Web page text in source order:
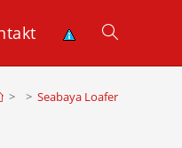
Toggle
website
> > Seabaya Loafer